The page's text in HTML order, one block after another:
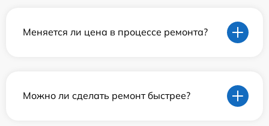
Меняется ли цена в процессе ремонта?
Можно ли сделать ремонт быстрее?